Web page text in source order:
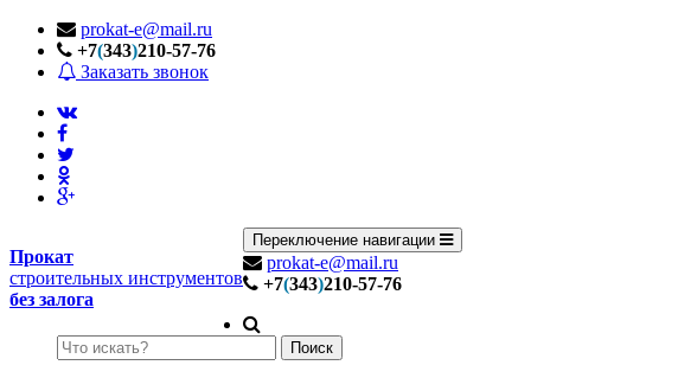
prokat-e@mail.ru
+7(343)210-57-76
Заказать звонок
Прокат
строительных инструментов
без залога
Переключение навигации
prokat-e@mail.ru
+7(343)210-57-76
Поиск